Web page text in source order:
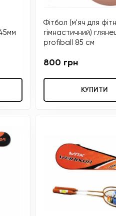
Фітбол (м'яч для
гімнастичний)
profiball 85 см
800 грн
КУПИТИ